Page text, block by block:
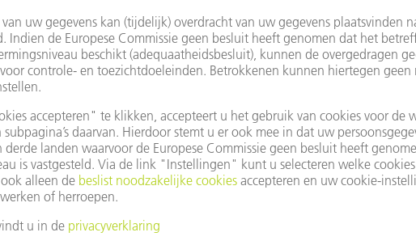
Maps gebruiken?
omdat u niet akkoord bent gegaan met onze cookies.
uwPrivacy-instellingenaan.